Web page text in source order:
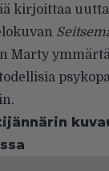
kirjoittaa uutta
Marty